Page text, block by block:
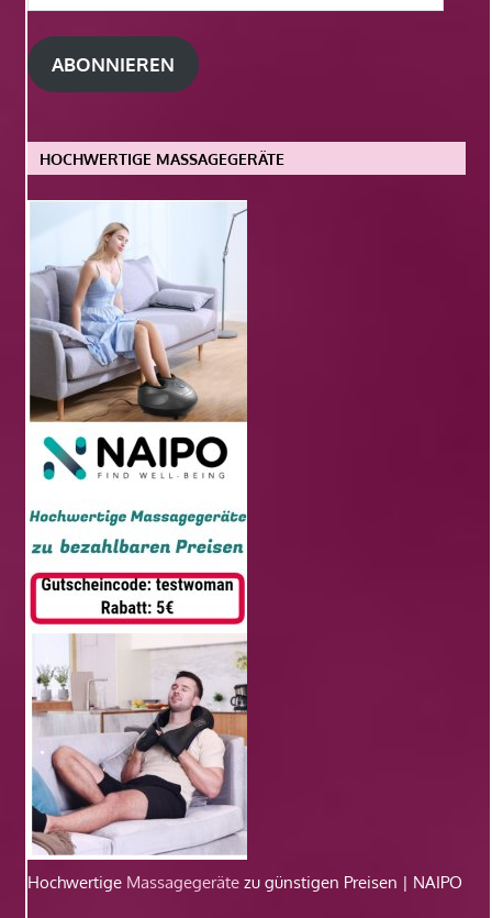
Mail-
Adresse
ABONNIEREN
HOCHWERTIGE MASSAGEGERÄTE
Hochwertige Massagegeräte zu günstigen Preisen | NAIPO